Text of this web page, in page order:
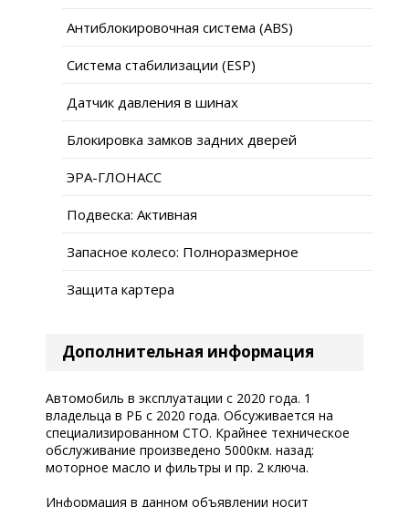
Антиблокировочная система (ABS)
Система стабилизации (ESP)
Датчик давления в шинах
Блокировка замков задних дверей
ЭРА-ГЛОНАСС
Подвеска: Активная
Запасное колесо: Полноразмерное
Защита картера
Дополнительная информация
Автомобиль в эксплуатации с 2020 года. 1
владельца в РБ с 2020 года. Обсуживается на
специализированном СТО. Крайнее техническое
обслуживание произведено 5000км. назад:
моторное масло и фильтры и пр. 2 ключа.
Информация в данном объявлении носит